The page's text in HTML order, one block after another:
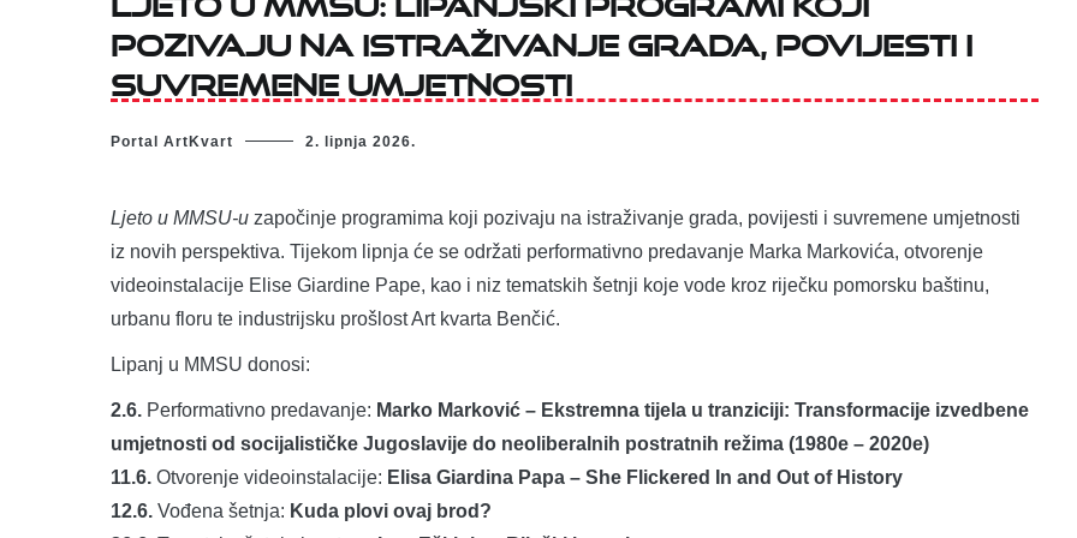
pozivaju na istraživanje grada, povijesti i
suvremene umjetnosti
Portal ArtKvart 2. lipnja 2026.
Ljeto u MMSU-u započinje programima koji pozivaju na istraživanje grada, povijesti i suvremene umjetnosti
iz novih perspektiva. Tijekom lipnja će se održati performativno predavanje Marka Markovića, otvorenje
videoinstalacije Elise Giardine Pape, kao i niz tematskih šetnji koje vode kroz riječku pomorsku baštinu,
urbanu floru te industrijsku prošlost Art kvarta Benčić.
Lipanj u MMSU donosi:
2.6. Performativno predavanje: Marko Marković – Ekstremna tijela u tranziciji: Transformacije izvedbene
umjetnosti od socijalističke Jugoslavije do neoliberalnih postratnih režima (1980e – 2020e)
11.6. Otvorenje videoinstalacije: Elisa Giardina Papa – She Flickered In and Out of History
12.6. Vođena šetnja: Kuda plovi ovaj brod?